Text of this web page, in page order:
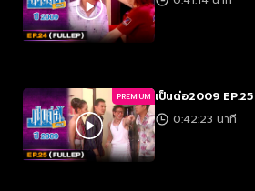
PREMIUM เป็นต่อ2009 EP.25
0:42:23 นาที